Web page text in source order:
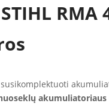
RMA